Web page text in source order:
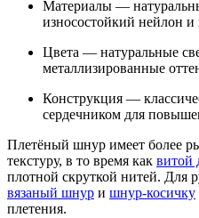
Материалы —
износостойкий нейлон и
Цвета — натуральные
металлизированные
Конструкция —
сердечником для
Плетёный шнур имеет более
текстуру, в то время как витой
плотной скруткой нитей. Для
вязаный шнур и шнур-косичку
плетения.